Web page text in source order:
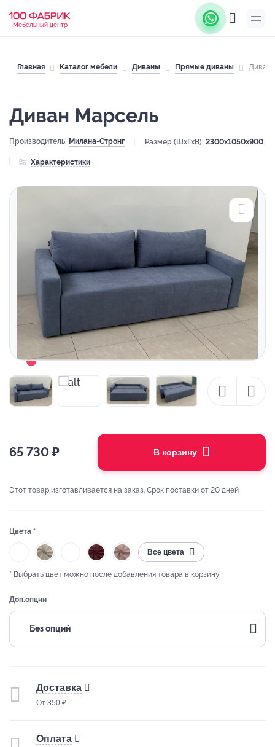
Мебельный центр
Главная Каталог мебели Диваны Прямые диваны Диван
Диван Марсель
Производитель: Милана-Стронг Размер (ШхГхВ): 2300x1050x900
Характеристики
65 730 ₽ В корзину
Этот товар изготавливается на заказ. Срок поставки от 20 дней
Цвета *
Все цвета
* Выбрать цвет можно после добавления товара в корзину
Доп.опции
Без опций
Доставка
От 350 ₽
Оплата